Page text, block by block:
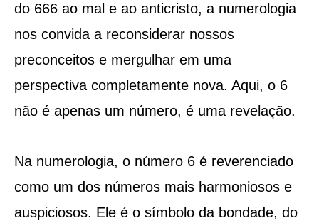
do 666 ao mal e ao anticristo, a numerologia
nos convida a reconsiderar nossos
preconceitos e mergulhar em uma
perspectiva completamente nova. Aqui, o 6
não é apenas um número, é uma revelação.
Na numerologia, o número 6 é reverenciado
como um dos números mais harmoniosos e
auspiciosos. Ele é o símbolo da bondade, do